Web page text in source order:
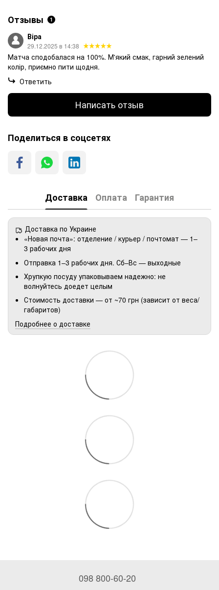
Отзывы 1
Віра
29.12.2025 в 14:38
Матча сподобалася на 100%. М'який смак, гарний зелений
колір, приємно пити щодня.
Ответить
Написать отзыв
Поделиться в соцсетях
Доставка Оплата Гарантия
Доставка по Украине
«Новая почта»: отделение / курьер / почтомат — 1–
3 рабочих дня
Отправка 1–3 рабочих дня. Сб–Вс — выходные
Хрупкую посуду упаковываем надежно: не
волнуйтесь доедет целым
Стоимость доставки — от ~70 грн (зависит от веса/
габаритов)
Подробнее о доставке
098 800-60-20